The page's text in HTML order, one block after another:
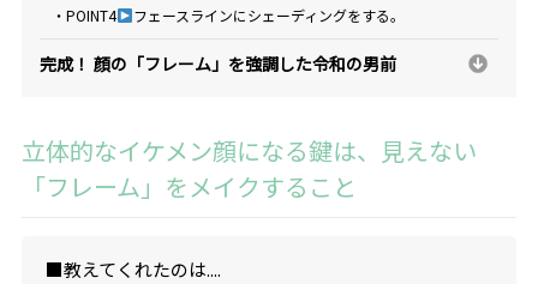
・POINT4
フェースラインにシェーディングをする。
完成！ 顔の「フレーム」を強調した令和の男前
立体的なイケメン顔になる鍵は、 見えない
「フレーム」をメイクすること
■教えてくれたのは....